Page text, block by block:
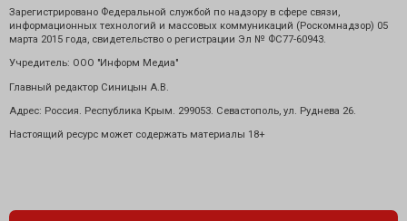
Зарегистрировано Федеральной службой по надзору в сфере связи,
информационных технологий и массовых коммуникаций (Роскомнадзор) 05
марта 2015 года, свидетельство о регистрации Эл № ФС77-60943.
Учредитель: ООО "Информ Медиа"
Главный редактор Синицын А.В.
Адрес: Россия. Республика Крым. 299053. Севастополь, ул. Руднева 26.
Настоящий ресурс может содержать материалы 18+